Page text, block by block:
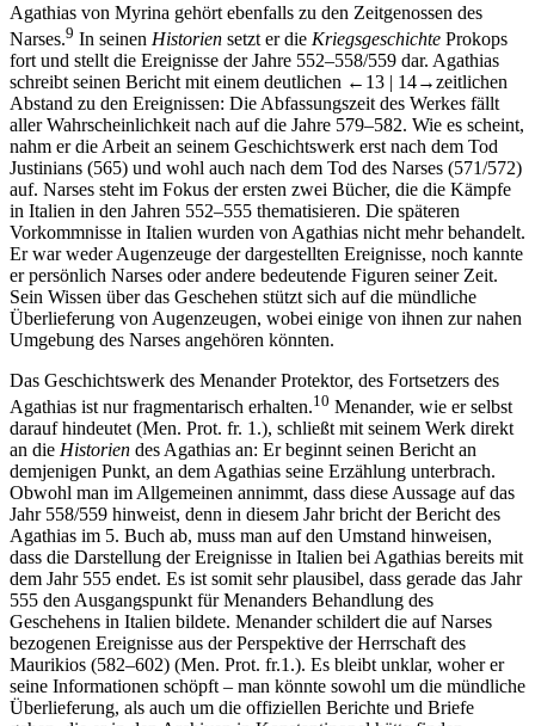
Agathias von Myrina gehört ebenfalls zu den Zeitgenossen des
Narses.9 In seinen Historien setzt er die Kriegsgeschichte Prokops
fort und stellt die Ereignisse der Jahre 552–558/559 dar. Agathias
schreibt seinen Bericht mit einem deutlichen ←13 | 14→zeitlichen
Abstand zu den Ereignissen: Die Abfassungszeit des Werkes fällt
aller Wahrscheinlichkeit nach auf die Jahre 579–582. Wie es scheint,
nahm er die Arbeit an seinem Geschichtswerk erst nach dem Tod
Justinians (565) und wohl auch nach dem Tod des Narses (571/572)
auf. Narses steht im Fokus der ersten zwei Bücher, die die Kämpfe
in Italien in den Jahren 552–555 thematisieren. Die späteren
Vorkommnisse in Italien wurden von Agathias nicht mehr behandelt.
Er war weder Augenzeuge der dargestellten Ereignisse, noch kannte
er persönlich Narses oder andere bedeutende Figuren seiner Zeit.
Sein Wissen über das Geschehen stützt sich auf die mündliche
Überlieferung von Augenzeugen, wobei einige von ihnen zur nahen
Umgebung des Narses angehören könnten.
Das Geschichtswerk des Menander Protektor, des Fortsetzers des
Agathias ist nur fragmentarisch erhalten.10 Menander, wie er selbst
darauf hindeutet (Men. Prot. fr. 1.), schließt mit seinem Werk direkt
an die Historien des Agathias an: Er beginnt seinen Bericht an
demjenigen Punkt, an dem Agathias seine Erzählung unterbrach.
Obwohl man im Allgemeinen annimmt, dass diese Aussage auf das
Jahr 558/559 hinweist, denn in diesem Jahr bricht der Bericht des
Agathias im 5. Buch ab, muss man auf den Umstand hinweisen,
dass die Darstellung der Ereignisse in Italien bei Agathias bereits mit
dem Jahr 555 endet. Es ist somit sehr plausibel, dass gerade das Jahr
555 den Ausgangspunkt für Menanders Behandlung des
Geschehens in Italien bildete. Menander schildert die auf Narses
bezogenen Ereignisse aus der Perspektive der Herrschaft des
Maurikios (582–602) (Men. Prot. fr.1.). Es bleibt unklar, woher er
seine Informationen schöpft – man könnte sowohl um die mündliche
Überlieferung, als auch um die offiziellen Berichte und Briefe